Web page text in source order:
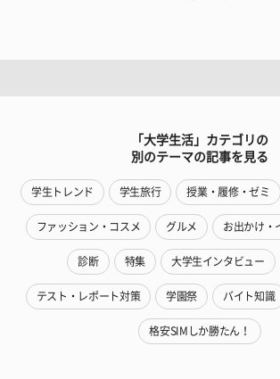
「大学生活」カテゴリの
別のテーマの記事を見る
学生トレンド 学生旅行 授業・履修・ゼミ
ファッション・コスメ グルメ お出かけ・
診断 特集 大学生インタビュー
テスト・レポート対策 学園祭 バイト知識
格安SIMしか勝たん！